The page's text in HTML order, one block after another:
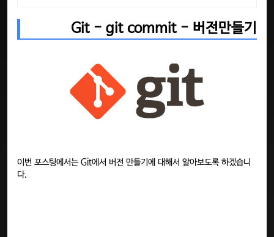
Git - git commit - 버전만들기
이번 포스팅에서는 Git에서 버전 만들기에 대해서 알아보도록 하겠습니
다.